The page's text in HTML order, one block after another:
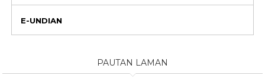
E-UNDIAN
PAUTAN LAMAN